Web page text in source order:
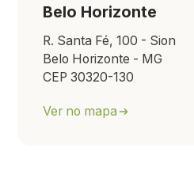
Belo Horizonte
R. Santa Fé, 100 - Sion
Belo Horizonte - MG
CEP 30320-130
Ver no mapa